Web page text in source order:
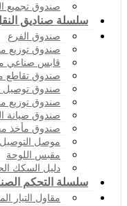
صندوق تجميع
سلسلة صناديق
صندوق الفرع
صندوق توزيع
قابس صناعي
صندوق تقاطع
صندوق توصيل
صندوق توزيع
صندوق صيانة
صندوق مأخذ
موصل
مقبس اللوحة
دليل السكك
سلسلة التحكم
مقاول التيار